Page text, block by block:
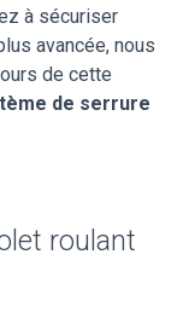
à sécuriser
avancée, nous
de cette
de serrure
roulant